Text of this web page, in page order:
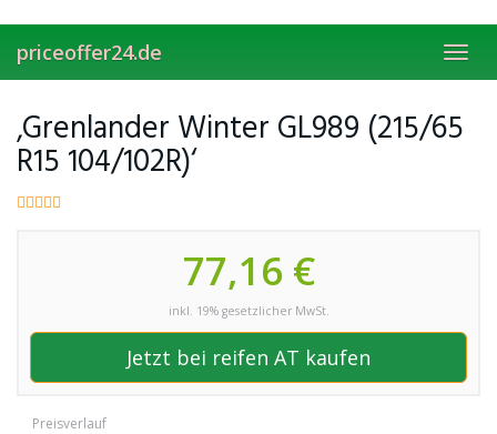
to
main
content
priceoffer24.de
‚Grenlander Winter GL989 (215/65
R15 104/102R)‘
77,16 €
inkl. 19% gesetzlicher MwSt.
Jetzt bei reifen AT kaufen
Preisverlauf